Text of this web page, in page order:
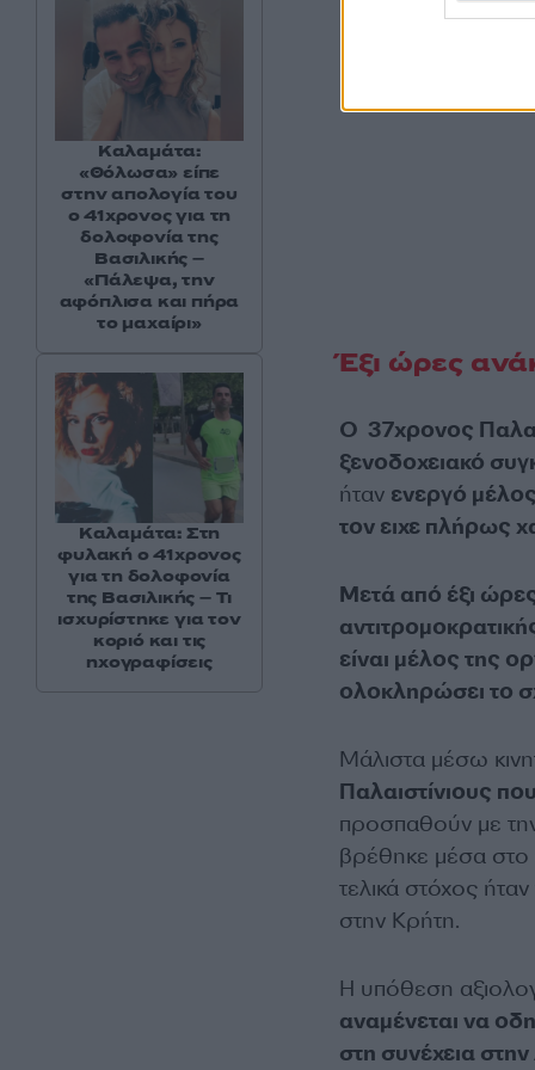
Έξι ώρες
Ο 37χρονος
ξενοδοχειακό
ήταν ενεργό
τον ειχε πλήρως
Μετά από έξι
είναι μέλος της
ολοκληρώσει το
Μάλιστα μέσω
Παλαιστίνιους
προσπαθούν με
βρέθηκε μέσα στο
τελικά στόχος
στην Κρήτη.
Η υπόθεση
αναμένεται να
στη συνέχεια
Καλαμάτα:
«Θόλωσα» είπε
στην απολογία του
ο 41χρονος για τη
δολοφονία της
Βασιλικής –
«Πάλεψα, την
αφόπλισα και πήρα
το μαχαίρι»
Καλαμάτα: Στη
φυλακή ο 41χρονος
για τη δολοφονία
της Βασιλικής – Τι
ισχυρίστηκε για τον
κοριό και τις
ηχογραφίσεις